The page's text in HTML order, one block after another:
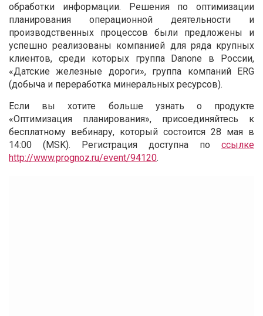
обработки информации. Решения по оптимизации
планирования операционной деятельности и
производственных процессов были предложены и
успешно реализованы компанией для ряда крупных
клиентов, среди которых группа Danone в России,
«Датские железные дороги», группа компаний ERG
(добыча и переработка минеральных ресурсов).
Если вы хотите больше узнать о продукте
«Оптимизация планирования», присоединяйтесь к
бесплатному вебинару, который состоится 28 мая в
14:00 (MSK). Регистрация доступна по ссылке
http://www.prognoz.ru/event/94120.